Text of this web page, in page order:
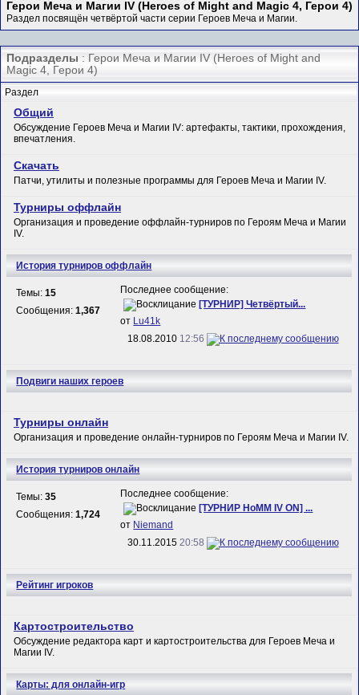
Герои Меча и Магии IV (Heroes of Might and Magic 4, Герои 4)
Раздел посвящён четвёртой части серии Героев Меча и Магии.
Подразделы : Герои Меча и Магии IV (Heroes of Might and
Magic 4, Герои 4)
Раздел
Общий
Обсуждение Героев Меча и Магии IV: артефакты, тактики, прохождения,
впечатления.
Скачать
Патчи, утилиты и полезные программы для Героев Меча и Магии IV.
Турниры оффлайн
Организация и проведение оффлайн-турниров по Героям Меча и Магии
IV.
История турниров оффлайн
Темы:15
Сообщения:1,367
Последнее сообщение:
[ТУРНИР] Четвёртый...
от Lu41k
18.08.2010 12:56
Подвиги наших героев
Турниры онлайн
Организация и проведение онлайн-турниров по Героям Меча и Магии IV.
История турниров онлайн
Темы:35
Сообщения:1,724
Последнее сообщение:
[ТУРНИР HoMM IV ON] ...
от Niemand
30.11.2015 20:58
Рейтинг игроков
Картостроительство
Обсуждение редактора карт и картостроительства для Героев Меча и
Магии IV.
Карты: для онлайн-игр